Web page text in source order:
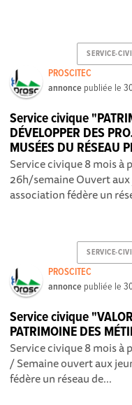
SERVICE-
PROSCITEC
annonce publiée le
Service civique
DÉVELOPPER DES
MUSÉES DU RÉSEAU
Service civique 8 mois à
26h/semaine Ouvert aux
association fédère un
SERVICE-
PROSCITEC
annonce publiée le
Service civique
PATRIMOINE DES
Service civique 8 mois à
/ Semaine ouvert aux
fédère un réseau de...